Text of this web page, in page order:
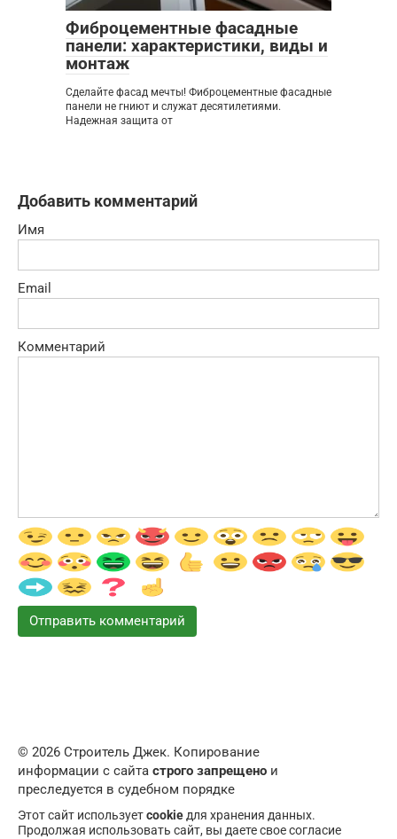
Фиброцементные фасадные
панели: характеристики, виды и
монтаж
Сделайте фасад мечты! Фиброцементные фасадные
панели не гниют и служат десятилетиями.
Надежная защита от
Добавить комментарий
Имя
Email
Комментарий
© 2026 Строитель Джек. Копирование
информации с сайта строго запрещено и
преследуется в судебном порядке
Этот сайт используетcookieдля хранения данных.
Продолжая использовать сайт, вы даете свое согласие